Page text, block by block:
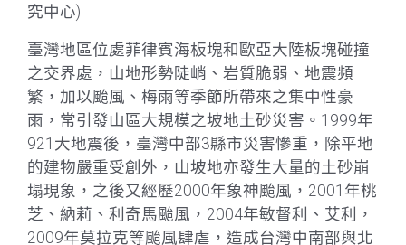
究中心)
臺灣地區位處菲律賓海板塊和歐亞大陸板塊碰撞
之交界處，山地形勢陡峭、岩質脆弱、地震頻
繁，加以颱風、梅雨等季節所帶來之集中性豪
雨，常引發山區大規模之坡地土砂災害。1999年
921大地震後，臺灣中部3縣市災害慘重，除平地
的建物嚴重受創外，山坡地亦發生大量的土砂崩
塌現象，之後又經歷2000年象神颱風，2001年桃
芝、納莉、利奇馬颱風，2004年敏督利、艾利，
2009年莫拉克等颱風肆虐，造成台灣中南部與北